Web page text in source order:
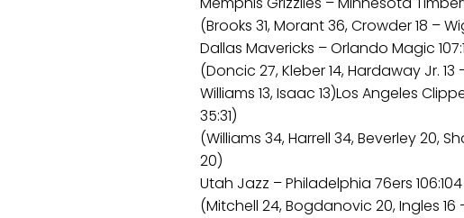
(Brooks 31, Morant 36, Crowder 18 –
Dallas Mavericks – Orlando Magic
(Doncic 27, Kleber 14, Hardaway Jr.
Williams 13, Isaac 13)Los Angeles
35:31)
(Williams 34, Harrell 34, Beverley 20,
20)
Utah Jazz – Philadelphia 76ers 106:104
(Mitchell 24, Bogdanovic 20, Ingles 16